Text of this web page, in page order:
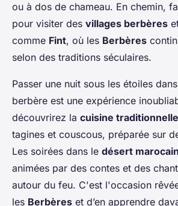
ou à dos de chameau. En chemin,
pour visiter des villages berbères
comme Fint, où les Berbères
selon des traditions séculaires.
Passer une nuit sous les étoiles
berbère est une expérience
découvrirez la cuisine traditionnelle
tagines et couscous, préparée sur
Les soirées dans le désert marocain
animées par des contes et des
autour du feu. C'est l'occasion
les Berbères et d’en apprendre